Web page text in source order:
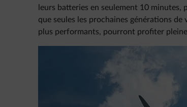
leurs batteries en seulement 10
que seules les prochaines générations
plus performants, pourront profiter